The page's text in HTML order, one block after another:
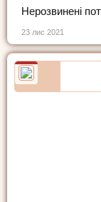
Нерозвинені
23 лис 2021